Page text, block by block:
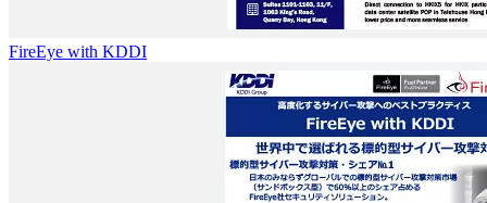
FireEye with KDDI